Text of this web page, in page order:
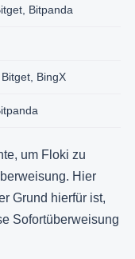
Bitpanda
BingX
um Floki zu
Hier
Grund hierfür ist,
Sofortüberweisung